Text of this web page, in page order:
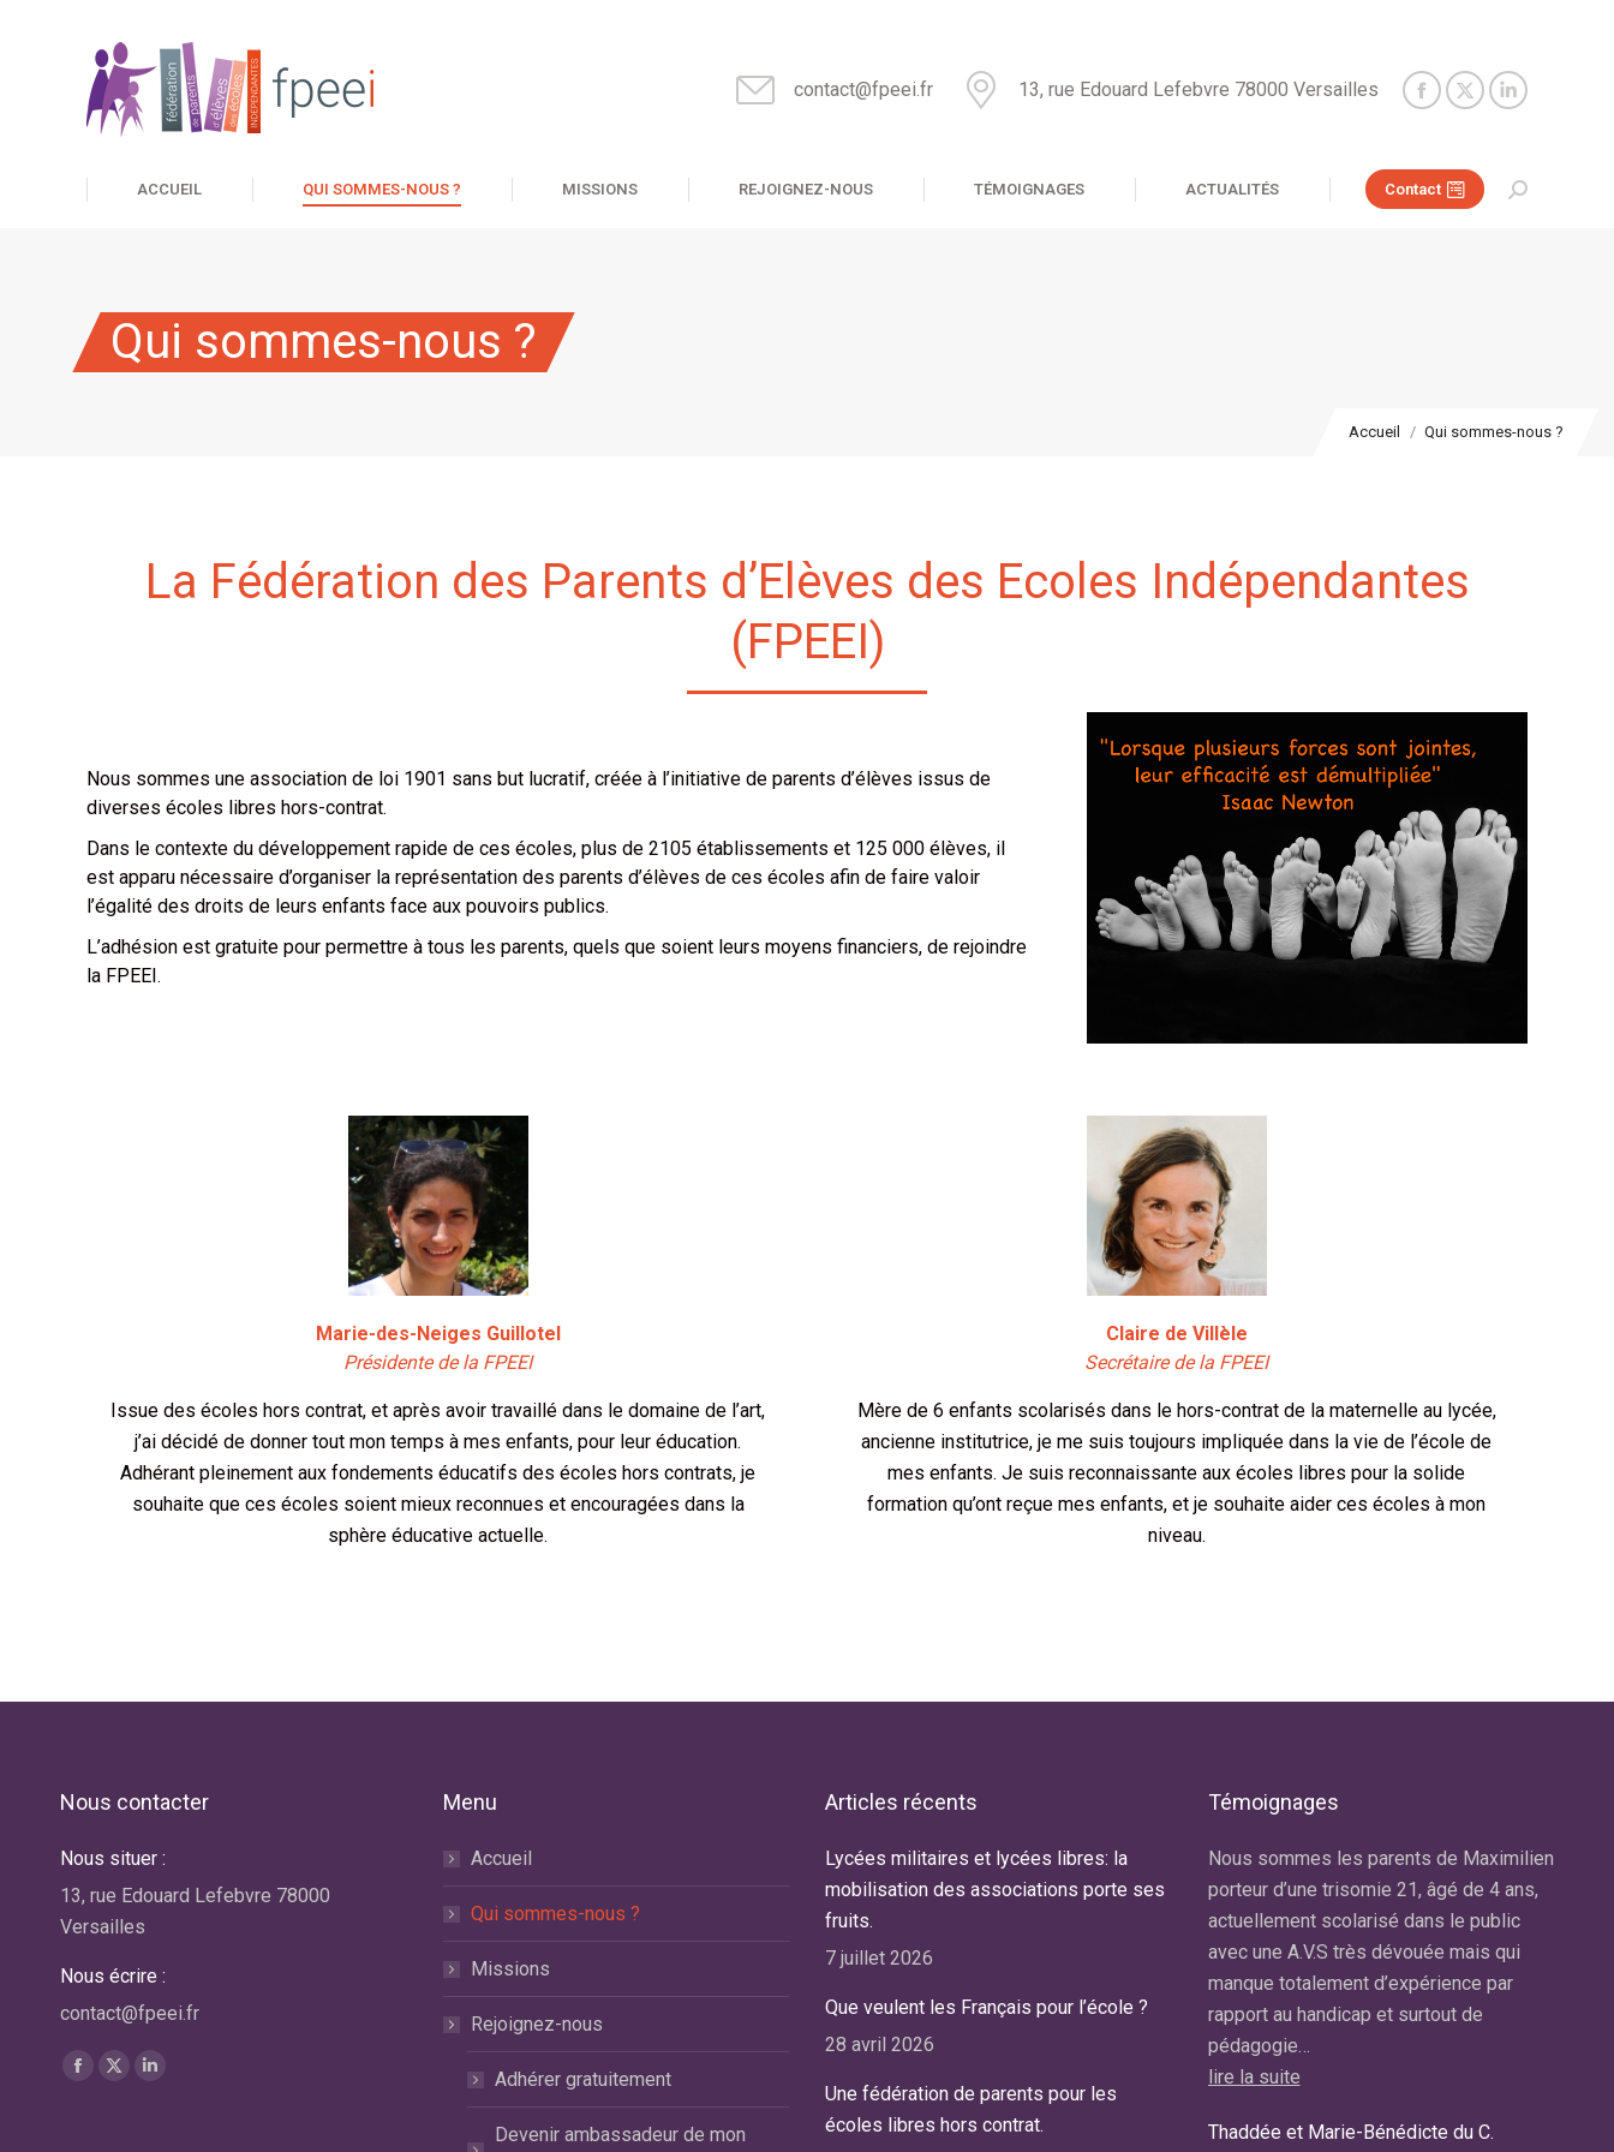
contact@fpeei.fr 13, rue Edouard Lefebvre 78000 Versailles
ACCUEIL QUI SOMMES-NOUS ? MISSIONS REJOIGNEZ-NOUS TÉMOIGNAGES ACTUALITÉS Contact
Recherche
Qui sommes-nous ?
Vous êtes ici :
Accueil Qui sommes-nous ?
La Fédération des Parents d’Elèves des Ecoles Indépendantes
(FPEEI)
Nous sommes une association de loi 1901 sans but lucratif, créée à l’initiative de parents d’élèves issus de
diverses écoles libres hors-contrat.
Dans le contexte du développement rapide de ces écoles, plus de 2105 établissements et 125 000 élèves, il
est apparu nécessaire d’organiser la représentation des parents d’élèves de ces écoles afin de faire valoir
l’égalité des droits de leurs enfants face aux pouvoirs publics.
L’adhésion est gratuite pour permettre à tous les parents, quels que soient leurs moyens financiers, de rejoindre
la FPEEI.
Marie-des-Neiges Guillotel
Présidente de la FPEEI
Issue des écoles hors contrat, et après avoir travaillé dans le domaine de l’art,
j’ai décidé de donner tout mon temps à mes enfants, pour leur éducation.
Adhérant pleinement aux fondements éducatifs des écoles hors contrats, je
souhaite que ces écoles soient mieux reconnues et encouragées dans la
sphère éducative actuelle.
Claire de Villèle
Secrétaire de la FPEEI
Mère de 6 enfants scolarisés dans le hors-contrat de la maternelle au lycée,
ancienne institutrice, je me suis toujours impliquée dans la vie de l’école de
mes enfants. Je suis reconnaissante aux écoles libres pour la solide
formation qu’ont reçue mes enfants, et je souhaite aider ces écoles à mon
niveau.
Nous contacter
Nous situer :
13, rue Edouard Lefebvre 78000
Versailles
Nous écrire :
contact@fpeei.fr
Trouvez nous sur :
La
La
La
Menu
Accueil
Qui sommes-nous ?
Missions
Rejoignez-nous
Adhérer gratuitement
Devenir ambassadeur de mon
Articles récents
Lycées militaires et lycées libres: la
mobilisation des associations porte ses
fruits.
7 juillet 2026
Que veulent les Français pour l’école ?
28 avril 2026
Une fédération de parents pour les
écoles libres hors contrat.
Témoignages
Notre fille Daphné est non officiellement
diagnostiquée mais à priori dyspraxique.
A la sortie du CP, l’école nous avait
conseillé de chercher une classe CLIS…
Caroline T.
Maman de Daphné
Notre petit Benoît, porteur de Trisomie
21, vient de fêter ses 12 ans. Il est
scolarisé depuis le mois de septembre
dans une classe type ULLIS au sein
lire la suite
Ecole Saint Dominique, Le Pecq.
Nous sommes les parents de Maximilien
porteur d’une trisomie 21, âgé de 4 ans,
actuellement scolarisé dans le public
avec une A.V.S très dévouée mais qui
manque totalement d’expérience par
rapport au handicap et surtout de
pédagogie…
lire la suite
Thaddée et Marie-Bénédicte du C.